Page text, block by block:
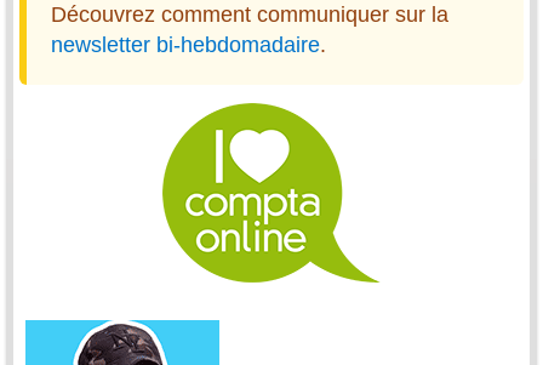
Découvrez comment communiquer sur la
newsletter bi-hebdomadaire.